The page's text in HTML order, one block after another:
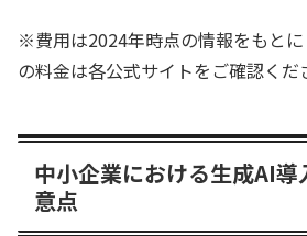
※費用は2024年時点の情報をもと
の料金は各公式サイトをご確認くだ
中小企業における生成AI
意点